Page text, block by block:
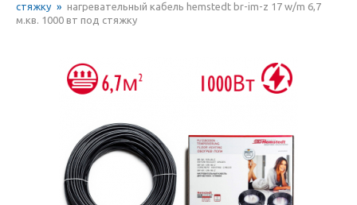
стяжку » нагревательный кабель hemstedt br-im-z 17 w/m 6,7
м.кв. 1000 вт под стяжку